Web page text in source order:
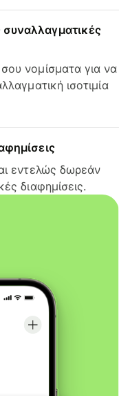
νομίσματα για να
ισοτιμία
εντελώς δωρεάν
διαφημίσεις.